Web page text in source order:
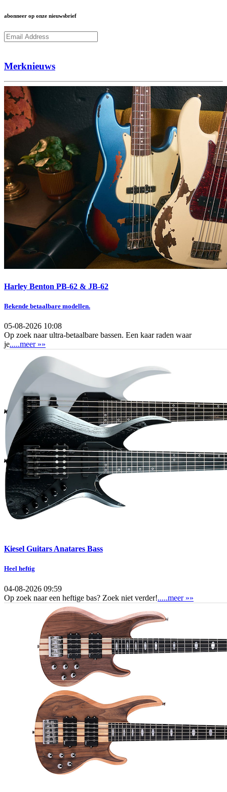
abonneer op onze nieuwsbrief
Merknieuws
Harley Benton PB-62 & JB-62
Bekende betaalbare modellen.
05-08-2026 10:08
Op zoek naar ultra-betaalbare bassen. Een kaar raden waar
je.....meer »»
Kiesel Guitars Anatares Bass
Heel heftig
04-08-2026 09:59
Op zoek naar een heftige bas? Zoek niet verder!.....meer »»